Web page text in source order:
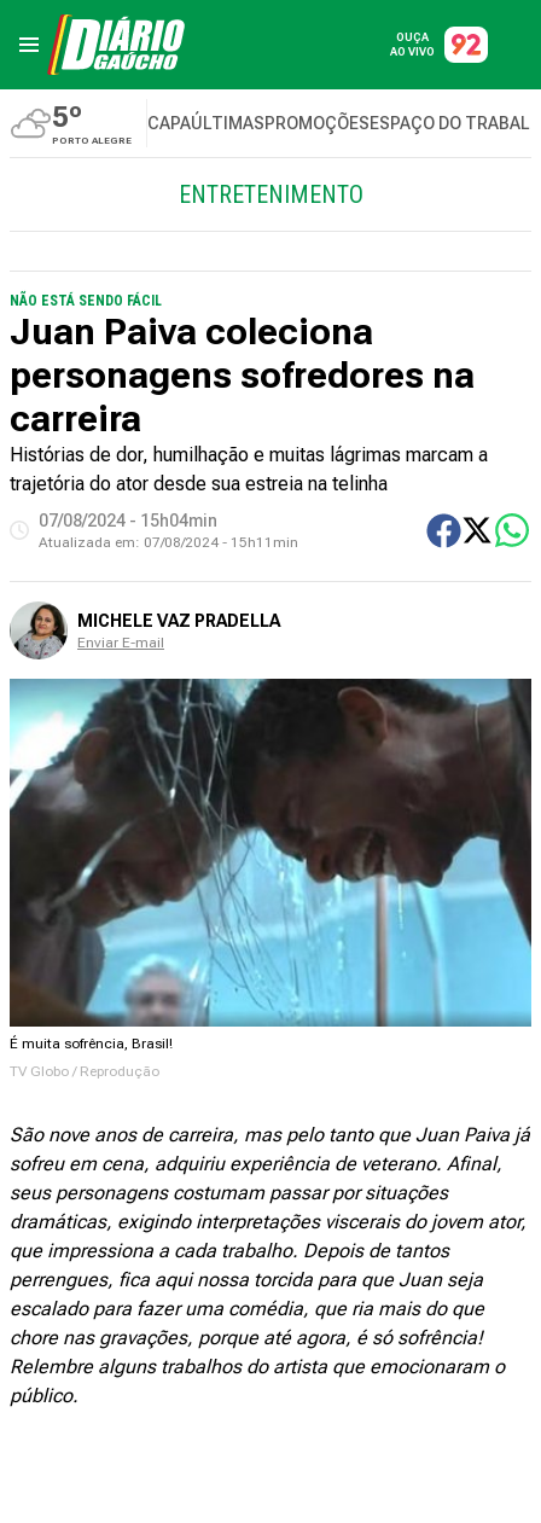
OUÇA
AO VIVO
5º
PORTO ALEGRE
CAPAÚLTIMASPROMOÇÕESESPAÇO DO
ENTRETENIMENTO
NÃO ESTÁ SENDO FÁCIL
Juan Paiva coleciona
personagens sofredores na
carreira
Histórias de dor, humilhação e muitas lágrimas marcam a
trajetória do ator desde sua estreia na telinha
07/08/2024 - 15h04min
Atualizada em: 07/08/2024 - 15h11min
MICHELE VAZ PRADELLA
Enviar E-mail
É muita sofrência, Brasil!
TV Globo / Reprodução
São nove anos de carreira, mas pelo tanto que Juan Paiva já
sofreu em cena, adquiriu experiência de veterano. Afinal,
seus personagens costumam passar por situações
dramáticas, exigindo interpretações viscerais do jovem ator,
que impressiona a cada trabalho. Depois de tantos
perrengues, fica aqui nossa torcida para que Juan seja
escalado para fazer uma comédia, que ria mais do que
chore nas gravações, porque até agora, é só sofrência!
Relembre alguns trabalhos do artista que emocionaram o
público.